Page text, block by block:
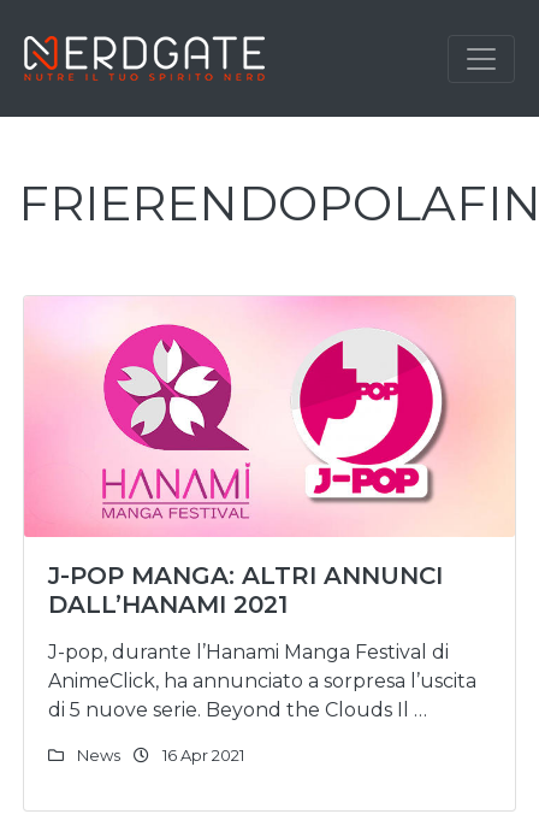
J-POP MANGA: ALTRI ANNUNCI
DALL’HANAMI 2021
J-pop, durante l’Hanami Manga Festival di
AnimeClick, ha annunciato a sorpresa l’uscita
di 5 nuove serie. Beyond the Clouds Il …
News 16 Apr 2021